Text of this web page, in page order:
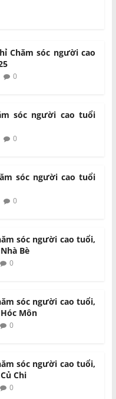
Chăm sóc người cao
0
sóc người cao tuổi
0
sóc người cao tuổi
0
sóc người cao tuổi,
Bè
0
sóc người cao tuổi,
Môn
0
sóc người cao tuổi,
Chi
0